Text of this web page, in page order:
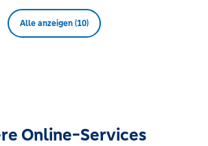
Alle anzeigen (10)
Online-Services